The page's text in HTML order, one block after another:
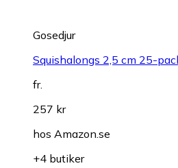
Gosedjur
Squishalongs 2,5 cm 25-
fr.
257 kr
hos Amazon.se
+4 butiker